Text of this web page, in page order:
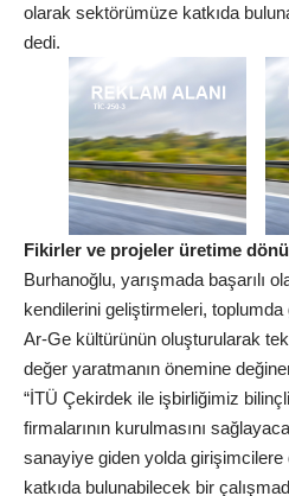
olarak sektörümüze katkıda
dedi.
Fikirler ve projeler üretime
Burhanoğlu, yarışmada başarılı
kendilerini geliştirmeleri,
Ar-Ge kültürünün oluşturularak
değer yaratmanın önemine
“İTÜ Çekirdek ile işbirliğimiz
firmalarının kurulmasını
sanayiye giden yolda
katkıda bulunabilecek bir